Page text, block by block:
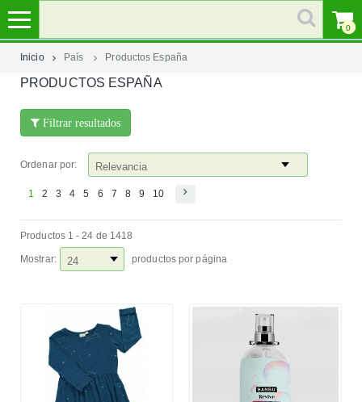
MI
CATEGORÍAS
AYUDA
0
Inicio País Productos España
PRODUCTOS ESPAÑA
Filtrar resultados
Ordenar por:
1 2 3 4 5 6 7 8 9 10
Productos 1 - 24 de 1418
Mostrar: productos por página